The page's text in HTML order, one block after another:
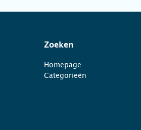
Zoeken
Homepage
Categorieën